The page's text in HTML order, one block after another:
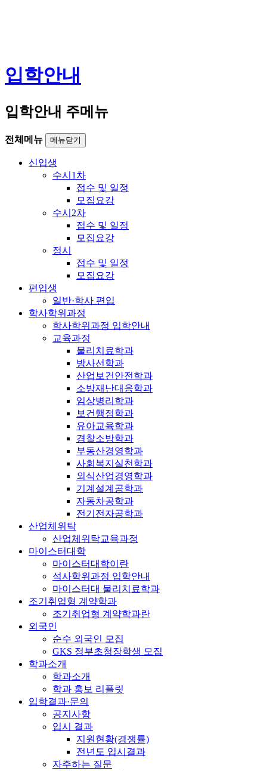
입학안내
입학안내 주메뉴
전체메뉴 메뉴닫기
신입생
수시1차
접수 및 일정
모집요강
수시2차
접수 및 일정
모집요강
정시
접수 및 일정
모집요강
편입생
일반·학사 편입
학사학위과정
학사학위과정 입학안내
교육과정
물리치료학과
방사선학과
산업보건안전학과
소방재난대응학과
임상병리학과
보건행정학과
유아교육학과
경찰소방학과
부동산경영학과
사회복지실천학과
외식산업경영학과
기계설계공학과
자동차공학과
전기전자공학과
산업체위탁
산업체위탁교육과정
마이스터대학
마이스터대학이란
석사학위과정 입학안내
마이스터대 물리치료학과
조기취업형 계약학과
조기취업형 계약학과란
외국인
순수 외국인 모집
GKS 정부초청장학생 모집
학과소개
학과소개
학과 홍보 리플릿
입학결과·문의
공지사항
입시 결과
지원현황(경쟁률)
전년도 입시결과
자주하는 질문